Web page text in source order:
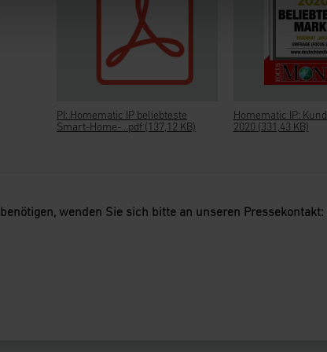
werden und dieses Banner erneut angezeigt
Datenschutzerklärung
PI: Homematic IP beliebteste
Smart-Home-...pdf (137,12 KB)
Homematic IP:
2020 (331,43 KB)
wenden Sie sich bitte an unseren Pressekontakt: